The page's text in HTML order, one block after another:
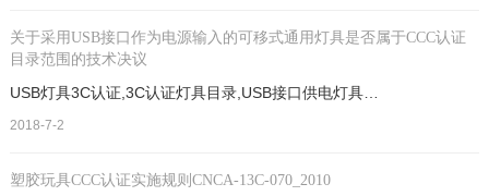
关于采用USB接口作为电源输入的可移式通用灯具是否属于CCC认证
目录范围的技术决议
USB灯具3C认证,3C认证灯具目录,USB接口供电灯具3C认证公告,关于采用USB接口作为电源输入的可移式通用灯具是否属于CCC认证目录范围的技术决议
2018-7-2
塑胶玩具CCC认证实施规则CNCA-13C-070_2010